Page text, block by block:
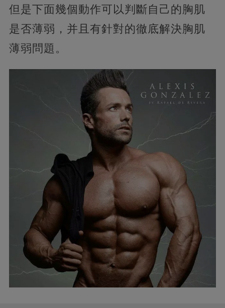
但是下面幾個動作可以判斷自己的胸肌
是否薄弱，并且有針對的徹底解決胸肌
薄弱問題。